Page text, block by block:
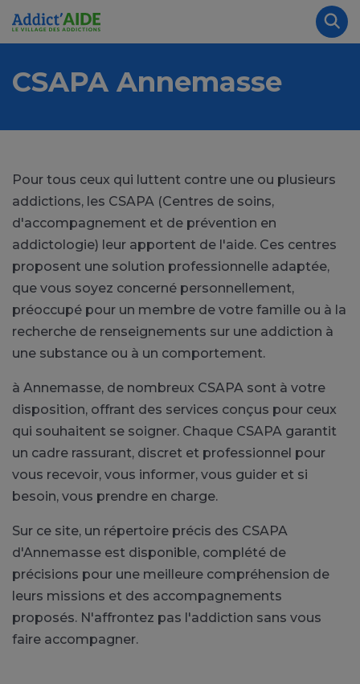
Aller au contenu principal
CSAPA Annemasse
Pour tous ceux qui luttent contre une ou plusieurs
addictions, les CSAPA (Centres de soins,
d'accompagnement et de prévention en
addictologie) leur apportent de l'aide. Ces centres
proposent une solution professionnelle adaptée,
que vous soyez concerné personnellement,
préoccupé pour un membre de votre famille ou à la
recherche de renseignements sur une addiction à
une substance ou à un comportement.
à Annemasse, de nombreux CSAPA sont à votre
disposition, offrant des services conçus pour ceux
qui souhaitent se soigner. Chaque CSAPA garantit
un cadre rassurant, discret et professionnel pour
vous recevoir, vous informer, vous guider et si
besoin, vous prendre en charge.
Sur ce site, un répertoire précis des CSAPA
d'Annemasse est disponible, complété de
précisions pour une meilleure compréhension de
leurs missions et des accompagnements
proposés. N'affrontez pas l'addiction sans vous
faire accompagner.
Panneau de gestion des cookies